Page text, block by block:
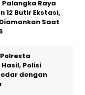
Raya
12 Butir Ekstasi,
Saat
Polisi
dengan